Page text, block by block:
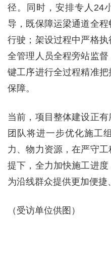
径。同时，安排专人24
导，既保障运梁通道全
行驶；架设过程中严格
全管理人员全程旁站监
键工序进行全过程精准
保障。
当前，项目整体建设正
团队将进一步优化施工
力、物力资源，在严守
提下，全力加快施工进度
为沿线群众提供更加便捷
（受访单位供图）